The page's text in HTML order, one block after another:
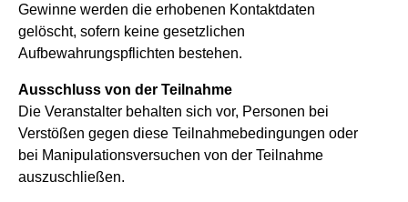
Gewinne werden die erhobenen Kontaktdaten
gelöscht, sofern keine gesetzlichen
Aufbewahrungspflichten bestehen.
Ausschluss von der Teilnahme
Die Veranstalter behalten sich vor, Personen bei
Verstößen gegen diese Teilnahmebedingungen oder
bei Manipulationsversuchen von der Teilnahme
auszuschließen.